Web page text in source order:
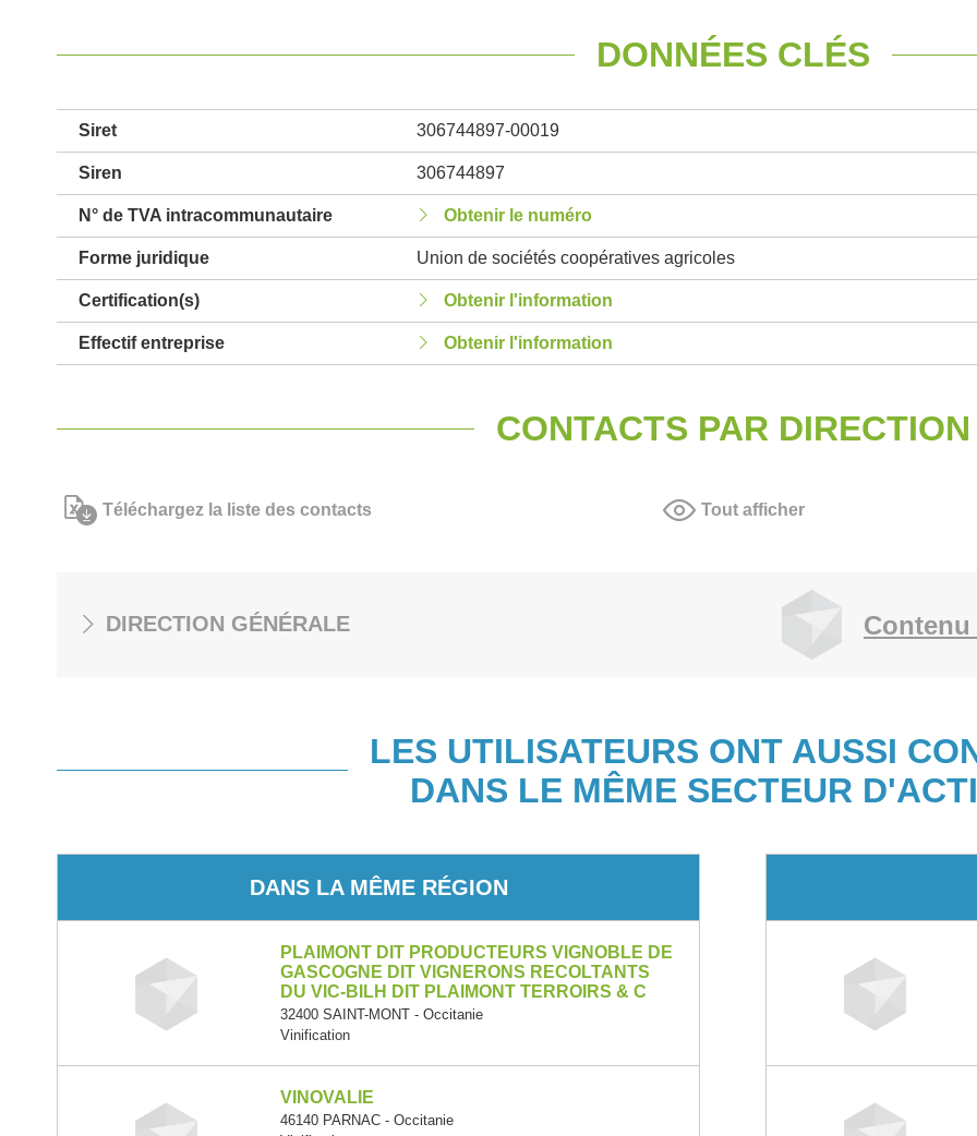
DONNÉES CLÉS
Siret 306744897-00019
Siren 306744897
N° de TVA intracommunautaire Obtenir le numéro
Forme juridique Union de sociétés coopératives agricoles
Certification(s) Obtenir l'information
Effectif entreprise Obtenir l'information
CONTACTS PAR DIRECTION
Téléchargez la liste des contacts Tout afficher
DIRECTION GÉNÉRALE
LES UTILISATEURS ONT AUSSI
DANS LE MÊME SECTEUR
DANS LA MÊME RÉGION
PLAIMONT DIT PRODUCTEURS VIGNOBLE DE
GASCOGNE DIT VIGNERONS RECOLTANTS
DU VIC-BILH DIT PLAIMONT TERROIRS & C
32400 SAINT-MONT - Occitanie
Vinification
VINOVALIE
46140 PARNAC - Occitanie